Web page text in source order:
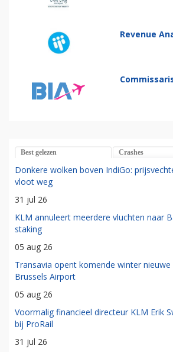
Revenue
Best gelezen Crashes
Donkere wolken boven IndiGo:
vloot weg
31 jul 26
KLM annuleert meerdere vluchten naar
staking
05 aug 26
Transavia opent komende winter
Brussels Airport
05 aug 26
Voormalig financieel directeur KLM Erik
bij ProRail
31 jul 26